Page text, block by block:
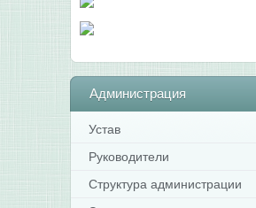
Администрация
Устав
Руководители
Структура администрации